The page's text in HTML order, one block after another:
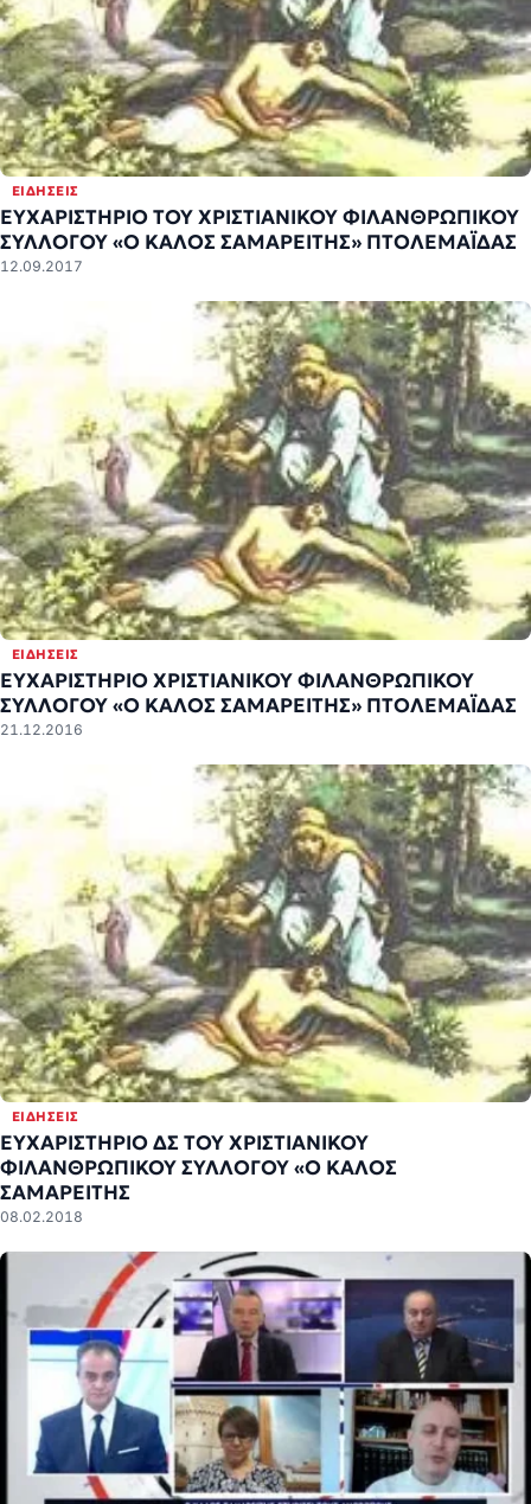
ΕΙΔΉΣΕΙΣ
ΕΥΧΑΡΙΣΤΗΡΙΟ ΤΟΥ ΧΡΙΣΤΙΑΝΙΚΟΥ ΦΙΛΑΝΘΡΩΠΙΚΟΥ
ΣΥΛΛΟΓΟΥ «Ο ΚΑΛΟΣ ΣΑΜΑΡΕΙΤΗΣ» ΠΤΟΛΕΜΑΪΔΑΣ
12.09.2017
ΕΙΔΉΣΕΙΣ
ΕΥΧΑΡΙΣΤΗΡΙΟ ΧΡΙΣΤΙΑΝΙΚΟΥ ΦΙΛΑΝΘΡΩΠΙΚΟΥ
ΣΥΛΛΟΓΟΥ «Ο ΚΑΛΟΣ ΣΑΜΑΡΕΙΤΗΣ» ΠΤΟΛΕΜΑΪΔΑΣ
21.12.2016
ΕΙΔΉΣΕΙΣ
ΕΥΧΑΡΙΣΤΗΡΙΟ ΔΣ ΤΟΥ ΧΡΙΣΤΙΑΝΙΚΟΥ
ΦΙΛΑΝΘΡΩΠΙΚΟΥ ΣΥΛΛΟΓΟΥ «Ο ΚΑΛΟΣ
ΣΑΜΑΡΕΙΤΗΣ
08.02.2018